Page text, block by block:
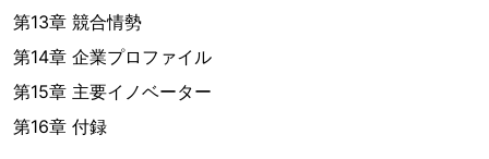
第13章 競合情勢
第14章 企業プロファイル
第15章 主要イノベーター
第16章 付録